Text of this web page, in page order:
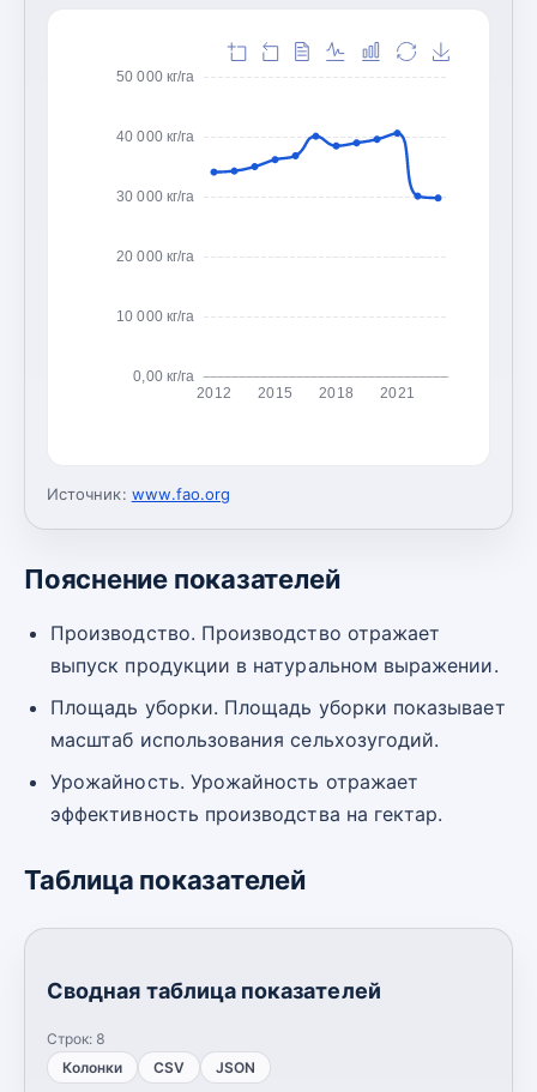
0,00 кг/га
10 000 кг/га
20 000 кг/га
30 000 кг/га
40 000 кг/га
50 000 кг/га
2012 2015 2018 2021
Источник: www.fao.org
Пояснение показателей
Производство. Производство отражает
выпуск продукции в натуральном выражении.
Площадь уборки. Площадь уборки показывает
масштаб использования сельхозугодий.
Урожайность. Урожайность отражает
эффективность производства на гектар.
Таблица показателей
Сводная таблица показателей
Строк: 8
Колонки
CSV JSON